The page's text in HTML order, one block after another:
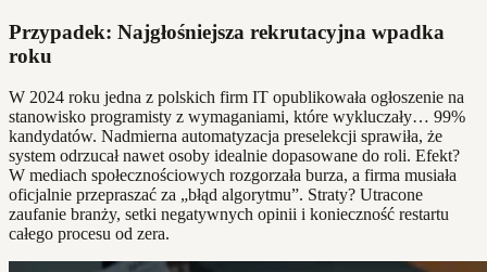
Przypadek: Najgłośniejsza rekrutacyjna wpadka
roku
W 2024 roku jedna z polskich firm IT opublikowała ogłoszenie na
stanowisko programisty z wymaganiami, które wykluczały… 99%
kandydatów. Nadmierna automatyzacja preselekcji sprawiła, że
system odrzucał nawet osoby idealnie dopasowane do roli. Efekt?
W mediach społecznościowych rozgorzała burza, a firma musiała
oficjalnie przepraszać za „błąd algorytmu”. Straty? Utracone
zaufanie branży, setki negatywnych opinii i konieczność restartu
całego procesu od zera.